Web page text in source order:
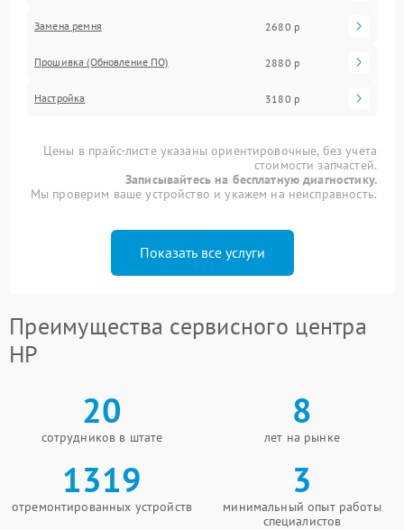
Замена ремня 2680 р
Прошивка (Обновление ПО) 2880 р
Настройка 3180 р
Цены в прайс-листе указаны ориентировочные, без учета
стоимости запчастей.
Записывайтесь на бесплатную диагностику.
Мы проверим ваше устройство и укажем на неисправность.
Показать все услуги
Преимущества сервисного центра
HP
20
сотрудников в штате
8
лет на рынке
1319
отремонтированных устройств
3
минимальный опыт работы
специалистов